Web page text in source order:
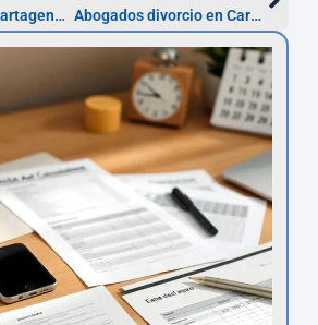
Desahucios en Cartagena: proceso en 1–3 meses
Abogados divorcio en Cartagena: plazos y pasos (desde 2 semanas)